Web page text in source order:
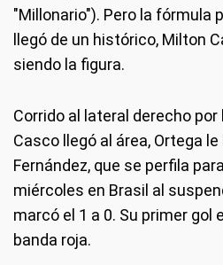
"Millonario"). Pero la fórmula
llegó de un histórico, Milton
siendo la figura.
Corrido al lateral derecho
Casco llegó al área, Ortega
Fernández, que se perfila
miércoles en Brasil al
marcó el 1 a 0. Su primer gol
banda roja.